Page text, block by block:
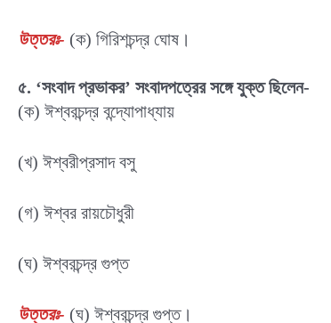
উত্তরঃ- (ক) গিরিশচন্দ্র ঘোষ।
৫. ‘সংবাদ প্রভাকর’ সংবাদপত্রের সঙ্গে যুক্ত ছিলেন-
(ক) ঈশ্বরচন্দ্র বন্দ্যোপাধ্যায়
(খ) ঈশ্বরীপ্রসাদ বসু
(গ) ঈশ্বর রায়চৌধুরী
(ঘ) ঈশ্বরচন্দ্র গুপ্ত
উত্তরঃ- (ঘ) ঈশ্বরচন্দ্র গুপ্ত।